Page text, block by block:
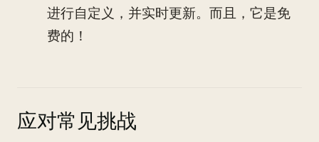
进行自定义，并实时更新。而且，它是免
费的！
应对常见挑战